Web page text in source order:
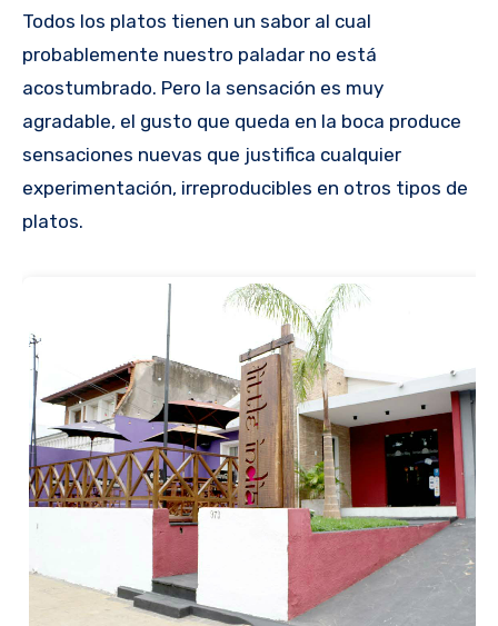
Todos los platos tienen un sabor al cual
probablemente nuestro paladar no está
acostumbrado. Pero la sensación es muy
agradable, el gusto que queda en la boca produce
sensaciones nuevas que justifica cualquier
experimentación, irreproducibles en otros tipos de
platos.